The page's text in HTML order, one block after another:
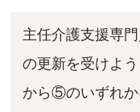
主任介護⽀援専
の更新を受けよ
から⑤のいずれ